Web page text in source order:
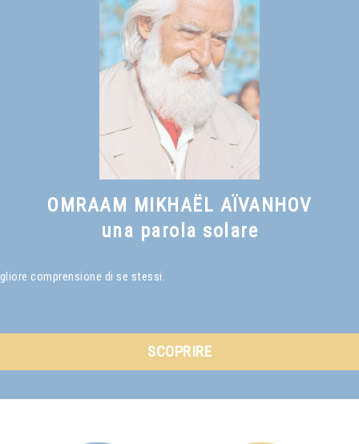
OMRAAM MIKHAËL AÏVANHOV
una parola solare
comprensione di se stessi.
SCOPRIRE